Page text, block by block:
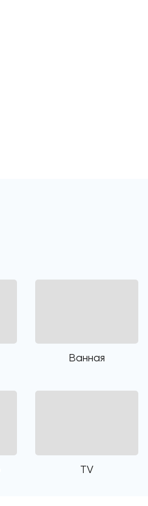
Ванная
TV